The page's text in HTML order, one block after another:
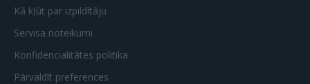
Kā kļūt par izpildītāju
Servisa noteikumi
Konfidencialitātes politika
Pārvaldīt preferences